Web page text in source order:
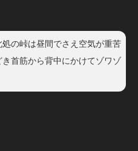
の峠は昼間でさえ空気が重苦
首筋から背中にかけてゾワゾ